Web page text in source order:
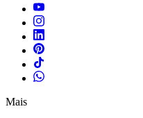
Mais